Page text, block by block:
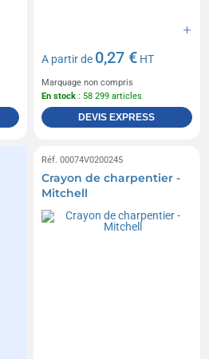
A partir de 0,27 € HT
Marquage non compris
En stock : 58 299 articles
DEVIS EXPRESS
Réf. 00074V0200245
Crayon de charpentier -
Mitchell